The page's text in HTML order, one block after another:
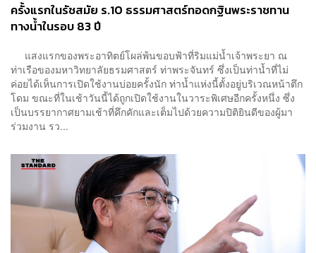
ครั้งแรกในรัชสมัย ร.10 ธรรมศาสตร์ทอดกฐินพระราชทาน
ทางน้ำในรอบ 83 ปี
แสงแรกของพระอาทิตย์โผล่พ้นขอบฟ้าที่ริมแม่น้ำเจ้าพระยา ณ
ท่าเรือของมหาวิทยาลัยธรมศาสตร์ ท่าพระจันทร์ ซึ่งเป็นท่าน้ำที่ไม่
ค่อยได้เห็นการเปิดใช้งานบ่อยครั้งนัก ท่าน้ำแห่งนี้ตั้งอยู่บริเวณหน้าตึก
โดม ขณะที่ในเช้าวันนี้ได้ถูกเปิดใช้งานในวาระพิเศษอีกครั้งหนึ่ง ซึ่ง
เป็นบรรยากาศยามเช้าที่คึกคักและเต็มไปด้วยความปิติยินดีของผู้มา
ร่วมงาน รว...